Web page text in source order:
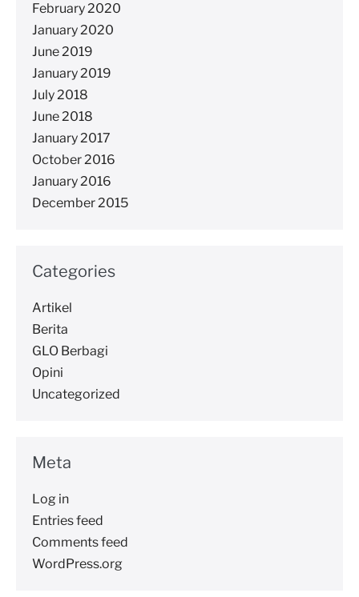
February 2020
January 2020
June 2019
January 2019
July 2018
June 2018
January 2017
October 2016
January 2016
December 2015
Categories
Artikel
Berita
GLO Berbagi
Opini
Uncategorized
Meta
Log in
Entries feed
Comments feed
WordPress.org